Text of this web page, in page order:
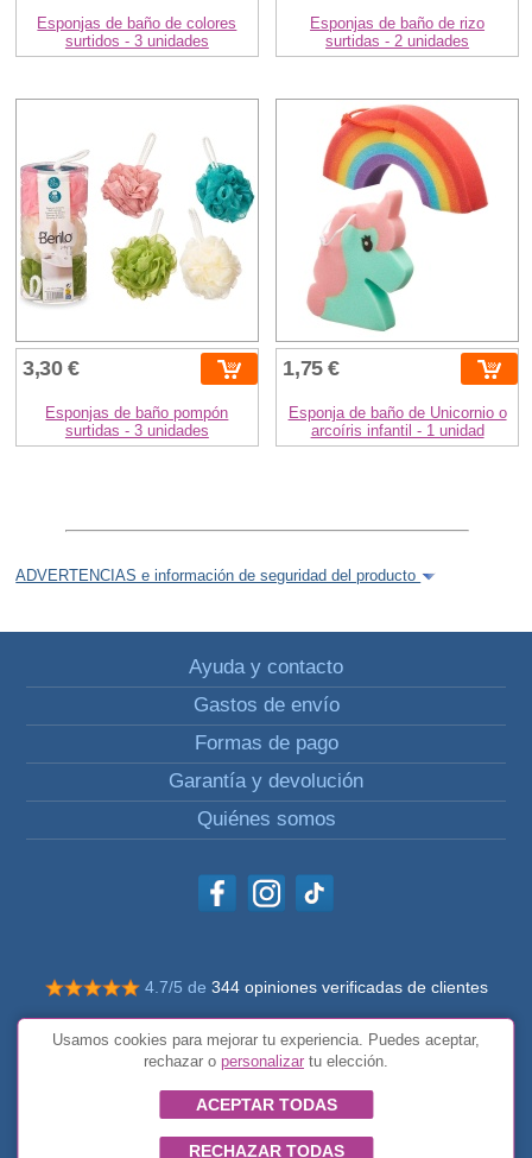
Esponjas de baño de colores
surtidos - 3 unidades
Esponjas de baño de rizo
surtidas - 2 unidades
3,30 €
Esponjas de baño pompón
surtidas - 3 unidades
1,75 €
Esponja de baño de Unicornio o
arcoíris infantil - 1 unidad
ADVERTENCIAS e información de seguridad del producto
Ayuda y contacto
Gastos de envío
Formas de pago
Garantía y devolución
Quiénes somos
4.7/5 de 344 opiniones verificadas de clientes
© Todos los derechos reservados Impulsivos
Condiciones generales
Usamos cookies para mejorar tu experiencia. Puedes aceptar,
rechazar o personalizar tu elección.
ACEPTAR TODAS
RECHAZAR TODAS